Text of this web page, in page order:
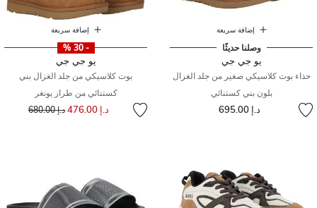
إضافة سريعة
وصلنا حديثًا
يو جي جي
حذاء بوت كلاسيكي صغير من جلد الغزال
بلون بني كستنائي
د.إ 695.00
إضافة سريعة
- 30 %
يو جي جي
بوت كلاسيكي من جلد الغزال بني
كستنائي من طراز يونغر
د.إ 476.00 سعر مخفض من
د.إ 680.00 إلى